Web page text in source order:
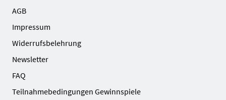
AGB
Impressum
Widerrufsbelehrung
Newsletter
FAQ
Teilnahmebedingungen Gewinnspiele